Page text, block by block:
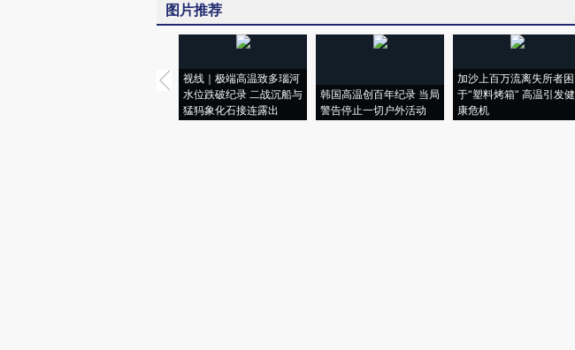
图片推荐
视线｜极端高温致多瑙河
水位跌破纪录 二战沉船与
猛犸象化石接连露出
韩国高温创百年纪录 当局
警告停止一切户外活动
加沙上百万流离失所者困
于“塑料烤箱” 高温引发健
康危机